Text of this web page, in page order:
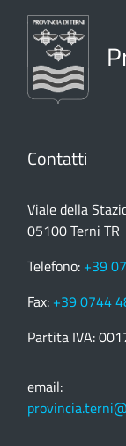
Contatti
Viale della
05100 Terni TR
Telefono: +39
Fax: +39 0744
Partita IVA:
email: